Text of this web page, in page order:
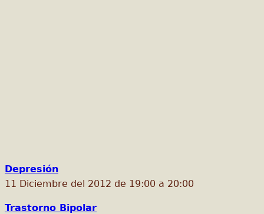
Depresión
11 Diciembre del 2012 de 19:00 a 20:00
Trastorno Bipolar